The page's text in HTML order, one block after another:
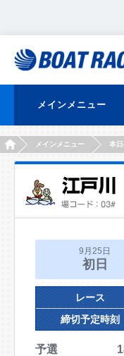
メインメニュー
HOMEメインメニュー 本
9月25日
初日
レース
締切予定時刻
予選